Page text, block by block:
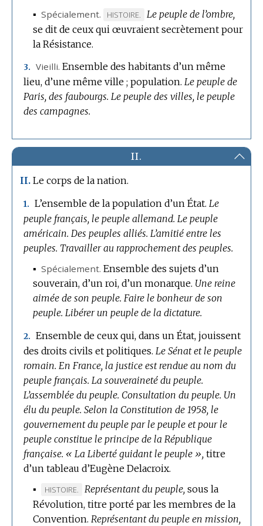
▪ Spécialement.
MARQUE
DE
HISTOIRE.
Le peuple de l’ombre,
se dit de ceux qui œuvraient secrètement pour
la Résistance.
3. Vieilli. Ensemble des habitants d’un même
lieu, d’une même ville ; population. Le peuple de
Paris, des faubourgs. Le peuple des villes, le peuple
des campagnes.
II.
II. Le corps de la nation.
1. L’ensemble de la population d’un État. Le
peuple français, le peuple allemand. Le peuple
américain. Des peuples alliés. L’amitié entre les
peuples. Travailler au rapprochement des peuples.
▪ Spécialement. Ensemble des sujets d’un
souverain, d’un roi, d’un monarque. Une reine
aimée de son peuple. Faire le bonheur de son
peuple. Libérer un peuple de la dictature.
2. Ensemble de ceux qui, dans un État, jouissent
des droits civils et politiques. Le Sénat et le peuple
romain. En France, la justice est rendue au nom du
peuple français. La souveraineté du peuple.
L’assemblée du peuple. Consultation du peuple. Un
élu du peuple. Selon la Constitution de 1958, le
gouvernement du peuple par le peuple et pour le
peuple constitue le principe de la République
française. « La Liberté guidant le peuple », titre
d’un tableau d’Eugène Delacroix.
▪
MARQUE
DE
DOMAINE
HISTOIRE. Représentant du peuple, sous la
Révolution, titre porté par les membres de la
Convention. Représentant du peuple en mission,